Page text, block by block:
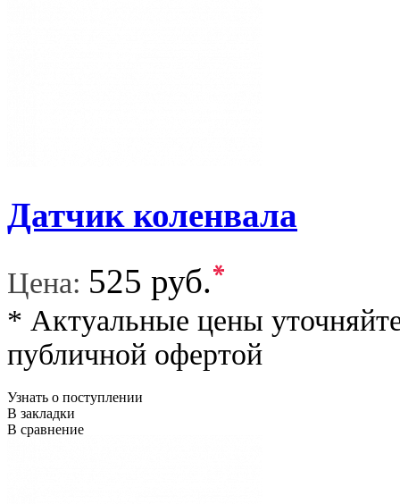
Датчик коленвала
Цена: 525 руб.*
* Актуальные цены
публичной офертой
Узнать о поступлении
В закладки
В сравнение